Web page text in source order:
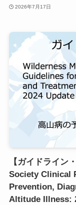
2026年7月17日
【ガイドライン
Society Clinical
Prevention,
Altitude Illness: